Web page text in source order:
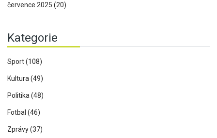
července 2025 (20)
Kategorie
Sport(108)
Kultura (49)
Politika (48)
Fotbal (46)
Zprávy(37)